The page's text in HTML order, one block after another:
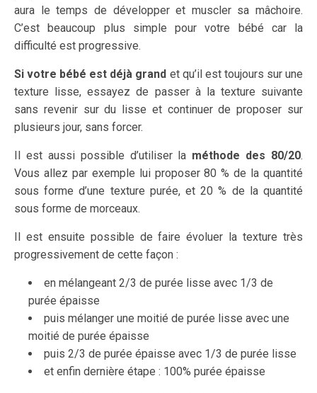
aura le temps de développer et muscler sa mâchoire.
C’est beaucoup plus simple pour votre bébé car la
difficulté est progressive.
Si votre bébé est déjà grand et qu’il est toujours sur une
texture lisse, essayez de passer à la texture suivante
sans revenir sur du lisse et continuer de proposer sur
plusieurs jour, sans forcer.
Il est aussi possible d’utiliser la méthode des 80/20.
Vous allez par exemple lui proposer 80 % de la quantité
sous forme d’une texture purée, et 20 % de la quantité
sous forme de morceaux.
Il est ensuite possible de faire évoluer la texture très
progressivement de cette façon :
en mélangeant 2/3 de purée lisse avec 1/3 de
purée épaisse
puis mélanger une moitié de purée lisse avec une
moitié de purée épaisse
puis 2/3 de purée épaisse avec 1/3 de purée lisse
et enfin dernière étape : 100% purée épaisse